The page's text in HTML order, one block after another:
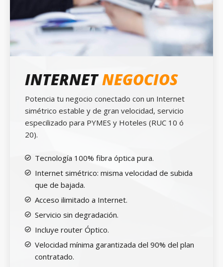
INTERNETNEGOCIOS
Potencia tu negocio conectado con un Internet
simétrico estable y de gran velocidad, servicio
especilizado para PYMES y Hoteles (RUC 10 ó
20).
Tecnología 100% fibra óptica pura.
Internet simétrico: misma velocidad de subida
que de bajada.
Acceso ilimitado a Internet.
Servicio sin degradación.
Incluye router Óptico.
Velocidad mínima garantizada del 90% del plan
contratado.